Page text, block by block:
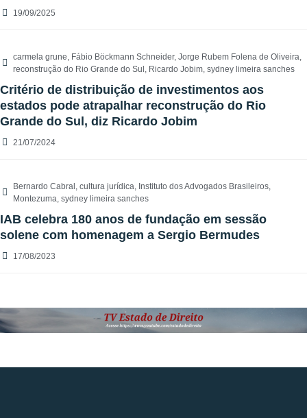
19/09/2025
carmela grune, Fábio Böckmann Schneider, Jorge Rubem Folena de Oliveira,
reconstrução do Rio Grande do Sul , Ricardo Jobim, sydney limeira sanches
Critério de distribuição de investimentos aos
estados pode atrapalhar reconstrução do Rio
Grande do Sul, diz Ricardo Jobim
21/07/2024
Bernardo Cabral , cultura jurídica, Instituto dos Advogados Brasileiros,
Montezuma, sydney limeira sanches
IAB celebra 180 anos de fundação em sessão
solene com homenagem a Sergio Bermudes
17/08/2023